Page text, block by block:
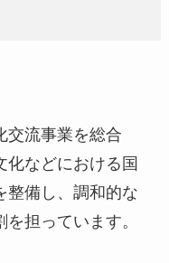
交流事業を総合
化などにおける国
整備し、調和的な
担っています。